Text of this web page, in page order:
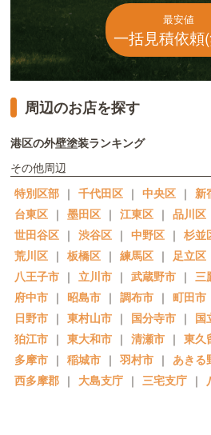
最安値
一括見積依頼
周辺のお店を探す
港区の外壁塗装ランキング
その他周辺
特別区部 ｜ 千代田区 ｜ 中央区 ｜ 新
台東区 ｜ 墨田区 ｜ 江東区 ｜ 品川区
世田谷区 ｜ 渋谷区 ｜ 中野区 ｜ 杉並
荒川区 ｜ 板橋区 ｜ 練馬区 ｜ 足立区
八王子市 ｜ 立川市 ｜ 武蔵野市 ｜ 三
府中市 ｜ 昭島市 ｜ 調布市 ｜ 町田市
日野市 ｜ 東村山市 ｜ 国分寺市 ｜ 国
狛江市 ｜ 東大和市 ｜ 清瀬市 ｜ 東久
多摩市 ｜ 稲城市 ｜ 羽村市 ｜ あきる
西多摩郡 ｜ 大島支庁 ｜ 三宅支庁 ｜